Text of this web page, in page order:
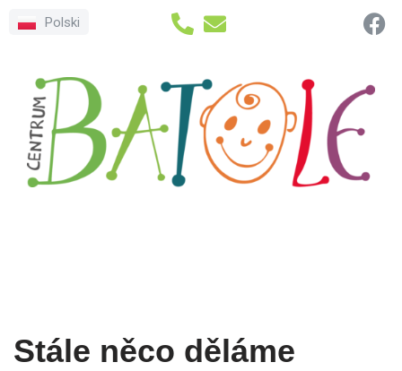
obsah
Polski
Stále něco děláme